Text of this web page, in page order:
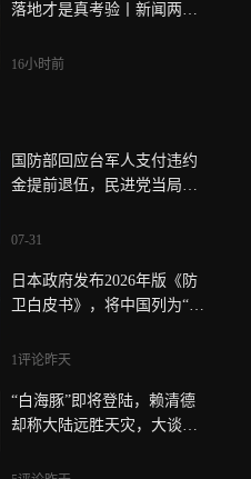
落地才是真考验丨新闻两点
16小时前
国防部回应台军人支付违约
金提前退伍，民进党当局越
命”
07-31
日本政府发布2026年版《防
卫白皮书》，将中国列为“最
1评论昨天
“白海豚”即将登陆，赖清德
却称大陆远胜天灾，大谈所